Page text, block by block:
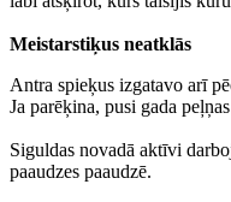
Meistarstiķus neatklās
Antra spieķus izgatavo arī
Ja parēķina, pusi gada
Siguldas novadā aktīvi
paaudzes paaudzē.